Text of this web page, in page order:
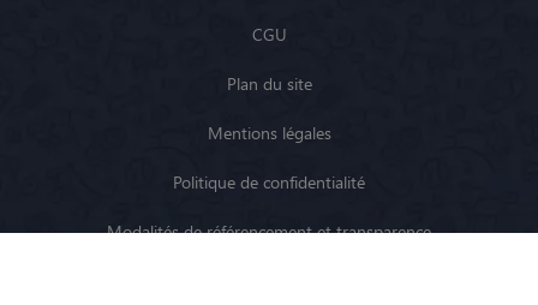
CGU
Plan du site
Mentions légales
Politique de confidentialité
Modalités de référencement et transparence